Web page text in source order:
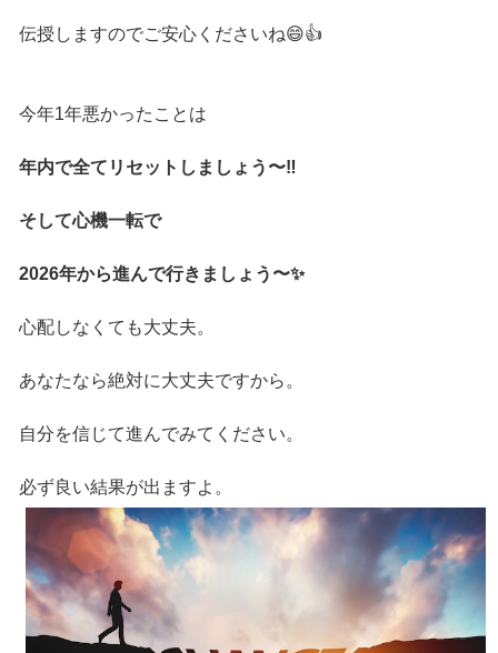
伝授しますのでご安心くださいね😄👍
今年1年悪かったことは
年内で全てリセットしましょう〜‼️
そして心機一転で
2026年から進んで行きましょう〜✨
心配しなくても大丈夫。
あなたなら絶対に大丈夫ですから。
自分を信じて進んでみてください。
必ず良い結果が出ますよ。